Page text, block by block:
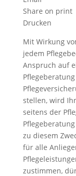
Share on print
Drucken
Mit Wirkung
jedem
Anspruch auf
stellen, wird
seitens der
zu diesem
für alle
zustimmen,